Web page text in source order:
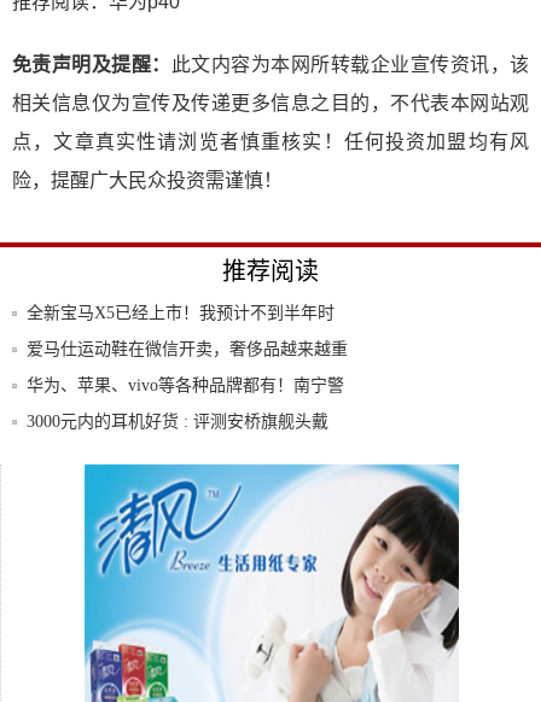
免责声明及提醒：
此文内容为本网所转载企业宣传资讯，该
相关信息仅为宣传及传递更多信息之目的，不代表本网站观
点，文章真实性请浏览者慎重核实！任何投资加盟均有风
险，提醒广大民众投资需谨慎！
推荐阅读
全新宝马X5已经上市！我预计不到半年时
间其实
爱马仕运动鞋在微信开卖，奢侈品越来越重
视中国
华为、苹果、vivo等各种品牌都有！南宁警
方
3000元内的耳机好货 : 评测安桥旗舰头戴
快速查到一部手机的使用记录